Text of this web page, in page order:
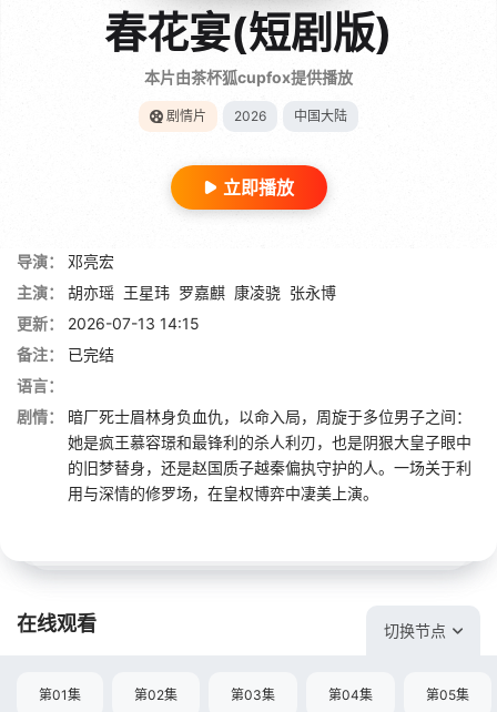
春花宴(短剧版)
本片由茶杯狐cupfox提供播放
剧情片 2026 中国大陆
立即播放
导演：
邓亮宏
主演：
胡亦瑶 王星玮 罗嘉麒 康凌骁 张永博
更新：
2026-07-13 14:15
备注：
已完结
语言：
剧情：
暗厂死士眉林身负血仇，以命入局，周旋于多位男子之间：
她是疯王慕容璟和最锋利的杀人利刃，也是阴狠大皇子眼中
的旧梦替身，还是赵国质子越秦偏执守护的人。一场关于利
用与深情的修罗场，在皇权博弈中凄美上演。
在线观看 切换节点
第01集 第02集 第03集 第04集 第05集